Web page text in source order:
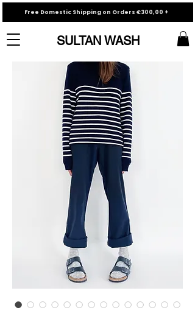
SULTAN WASH
Free Domestic Shipping on Orders €300,00 +